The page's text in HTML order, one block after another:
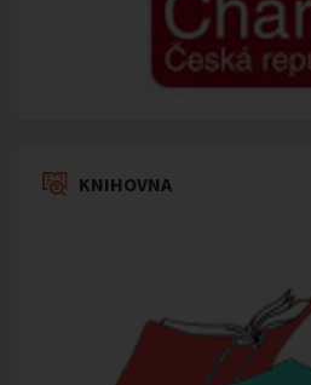
KNIHOVNA